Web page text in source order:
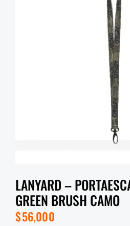
LANYARD –
GREEN BRUSH CAMO
$56,000